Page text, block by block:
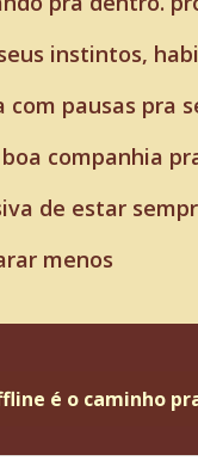
instintos,
pausas pra
companhia
de estar
menos
é o caminho